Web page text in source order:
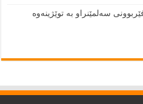
سەلمێنراو بە توێژینەوە